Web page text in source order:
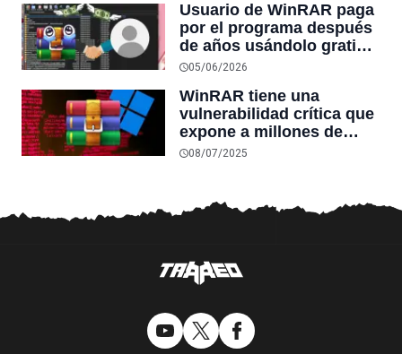
para apoyar su desarrollo
pese a ser gratuito
Usuario de WinRAR paga
por el programa después
de años usándolo gratis y
la compañía celebra:
05/06/2026
WinRAR tiene una
vulnerabilidad crítica que
expone a millones de
usuarios de Windows al
08/07/2025